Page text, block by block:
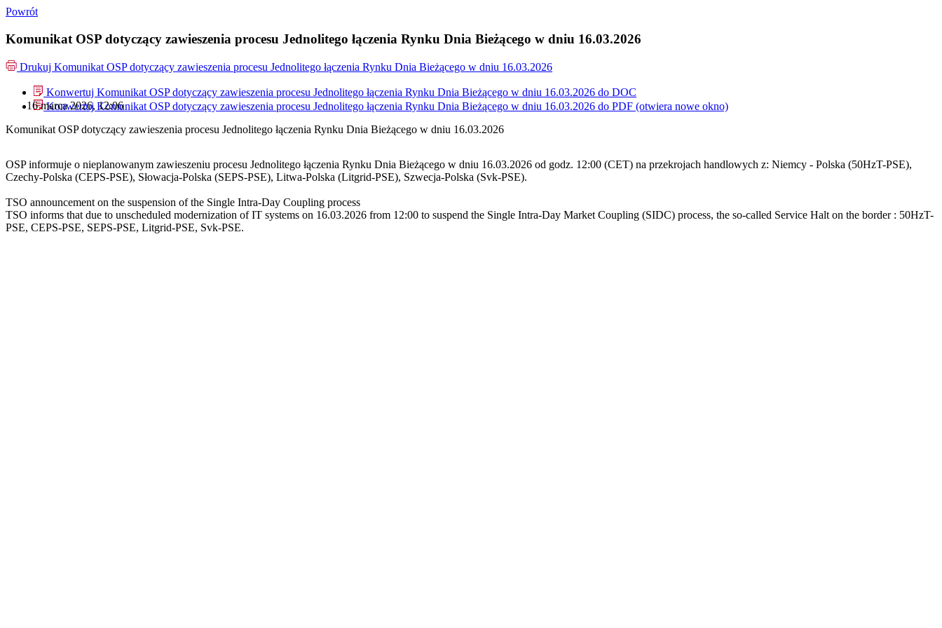
Powrót
Komunikat OSP dotyczący zawieszenia procesu Jednolitego łączenia Rynku Dnia Bieżącego w dniu 16.03.2026
Drukuj Komunikat OSP dotyczący zawieszenia procesu Jednolitego łączenia Rynku Dnia Bieżącego w dniu 16.03.2026
Konwertuj Komunikat OSP dotyczący zawieszenia procesu Jednolitego łączenia Rynku Dnia Bieżącego w dniu 16.03.2026 do DOC
Konwertuj Komunikat OSP dotyczący zawieszenia procesu Jednolitego łączenia Rynku Dnia Bieżącego w dniu 16.03.2026 do PDF (otwiera nowe okno)
16 marca 2026, 12:06
Komunikat OSP dotyczący zawieszenia procesu Jednolitego łączenia Rynku Dnia Bieżącego w dniu 16.03.2026
OSP informuje o nieplanowanym zawieszeniu procesu Jednolitego łączenia Rynku Dnia Bieżącego w dniu 16.03.2026 od godz. 12:00 (CET) na przekrojach handlowych z: Niemcy - Polska (50HzT-PSE),
Czechy-Polska (CEPS-PSE), Słowacja-Polska (SEPS-PSE), Litwa-Polska (Litgrid-PSE), Szwecja-Polska (Svk-PSE).
TSO announcement on the suspension of the Single Intra-Day Coupling process
TSO informs that due to unscheduled modernization of IT systems on 16.03.2026 from 12:00 to suspend the Single Intra-Day Market Coupling (SIDC) process, the so-called Service Halt on the border : 50HzT-
PSE, CEPS-PSE, SEPS-PSE, Litgrid-PSE, Svk-PSE.